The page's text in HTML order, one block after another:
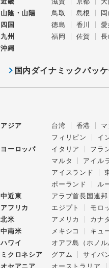
山陰・山陽
鳥取 島根 岡
四国
徳島 香川 愛
九州
福岡 佐賀 長
沖縄
国内ダイナミックパッ
アジア 台湾 香港
フィリピン
イ
ヨーロッパ
イタリア フラ
マルタ
アイル
アイスランド
ポーランド
ル
中近東
アラブ首長国連邦
アフリカ
エジプト モロ
北米
アメリカ
カナ
中南米
メキシコ キュ
ハワイ
オアフ島（ホノル
ミクロネシア
グアム
サイパ
オセアニア
オーストラリア